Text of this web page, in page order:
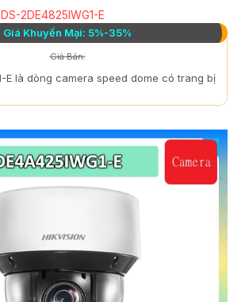
2DE4825IWG1-E
Giá Khuyến Mại: 5%-35%
Giá Bán:
E là dòng camera speed dome có trang bị